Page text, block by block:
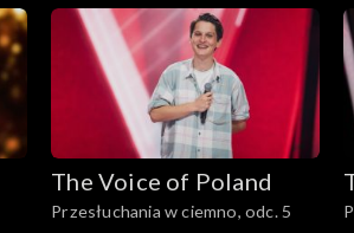
The Voice of Poland
Przesłuchania w ciemno, odc. 5